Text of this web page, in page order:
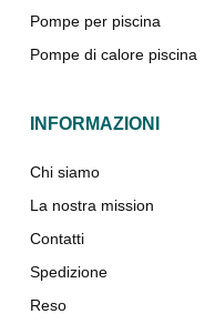
Pompe per piscina
Pompe di calore piscina
INFORMAZIONI
Chi siamo
La nostra mission
Contatti
Spedizione
Reso